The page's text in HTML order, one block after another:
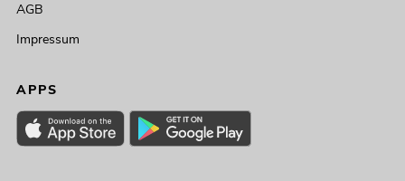
AGB
Impressum
APPS